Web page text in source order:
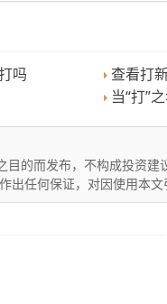
吗
查看打
当“打”
目的而发布，不构成投资
出任何保证，对因使用本